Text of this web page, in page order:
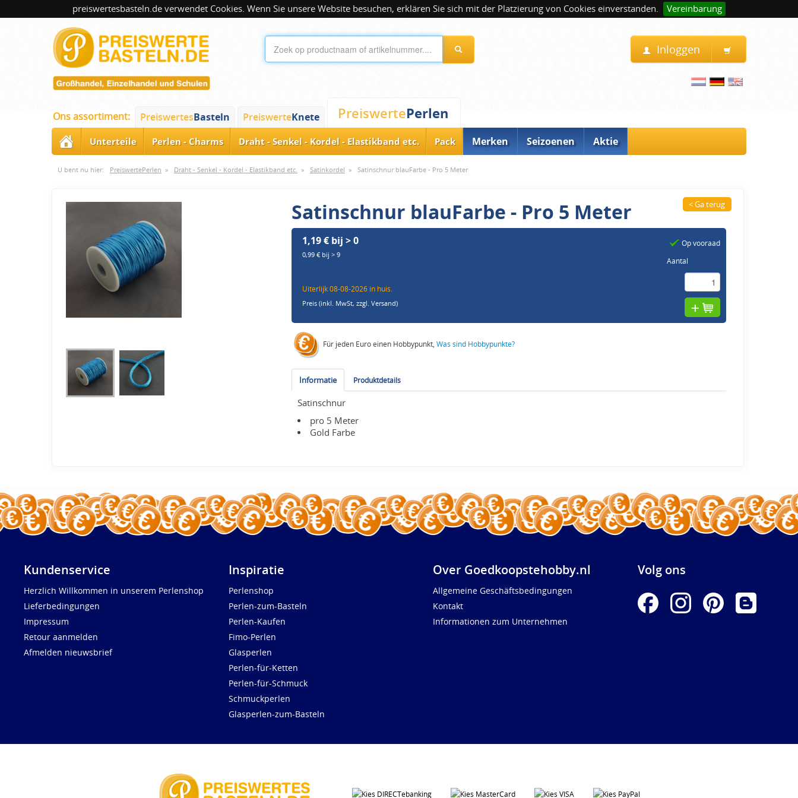
preiswertesbasteln.de verwendet Cookies. Wenn Sie unsere Website besuchen, erklären Sie sich mit der Platzierung von Cookies einverstanden. Vereinbarung
Inloggen
Ons assortiment: PreiswertesBasteln PreiswerteKnete PreiswertePerlen
Unterteile Perlen - Charms Draht - Senkel - Kordel - Elastikband etc. Pack Merken Seizoenen Aktie
U bent nu hier: PreiswertePerlen » Draht - Senkel - Kordel - Elastikband etc. » Satinkordel » Satinschnur blauFarbe - Pro 5 Meter
Satinschnur blauFarbe - Pro 5 Meter < Ga terug
1,19 € bij > 0
0,99 € bij > 9
Uiterlijk 08-08-2026 in huis.
Preis (inkl. MwSt,zzgl. Versand)
Op vooraad
Aantal
Für jeden Euro einen Hobbypunkt,Was sind Hobbypunkte?
Informatie Produktdetails
Satinschnur
pro 5 Meter
Gold Farbe
Kundenservice
Herzlich Willkommen in unserem Perlenshop
Lieferbedingungen
Impressum
Retour aanmelden
Afmelden nieuwsbrief
Inspiratie
Perlenshop
Perlen-zum-Basteln
Perlen-Kaufen
Fimo-Perlen
Glasperlen
Perlen-für-Ketten
Perlen-für-Schmuck
Schmuckperlen
Glasperlen-zum-Basteln
Over Goedkoopstehobby.nl
Allgemeine Geschäftsbedingungen
Kontakt
Informationen zum Unternehmen
Volg ons